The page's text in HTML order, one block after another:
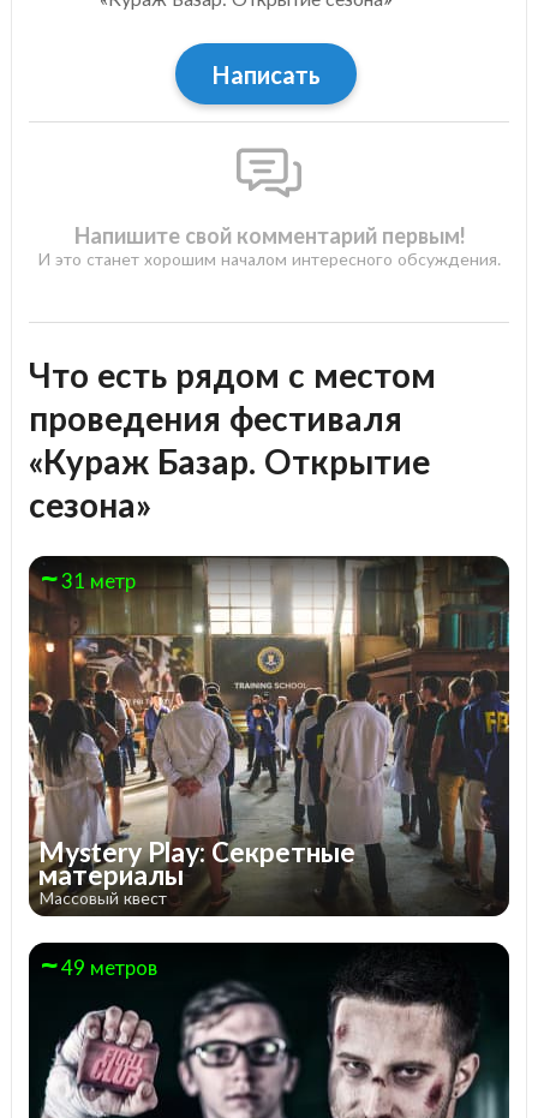
Написать
Напишите свой комментарий первым!
И это станет хорошим началом интересного обсуждения.
Что есть рядом с местом
проведения фестиваля
«Кураж Базар. Открытие
сезона»
31 метр
Mystery Play: Секретные
материалы
Массовый квест
49 метров